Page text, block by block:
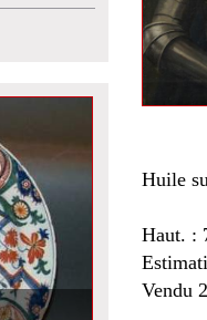
Huile
Haut. :
Vendu